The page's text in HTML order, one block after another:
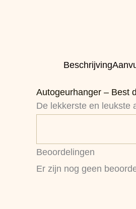
Beschrijving
Autogeurhanger – Best
De lekkerste en leukste
Beoordelingen
Er zijn nog geen